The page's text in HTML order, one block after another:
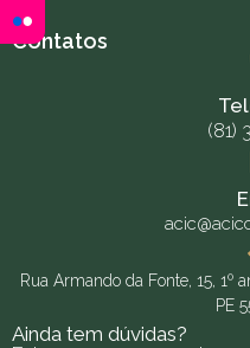
Contatos
(81)
Rua Armando da Fonte, 15, 1º
PE
Ainda tem dúvidas?